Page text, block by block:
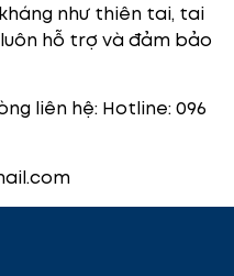
như thiên tai, tai
hỗ trợ và đảm bảo
liên hệ: Hotline: 096